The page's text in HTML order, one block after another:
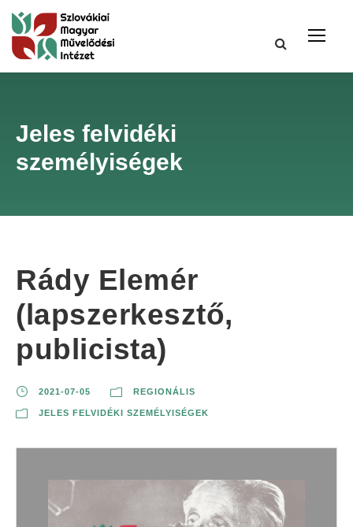
Jeles felvidéki
személyiségek
Rády Elemér
(lapszerkesztő,
publicista)
2021-07-05 REGIONÁLIS
JELES FELVIDÉKI SZEMÉLYISÉGEK